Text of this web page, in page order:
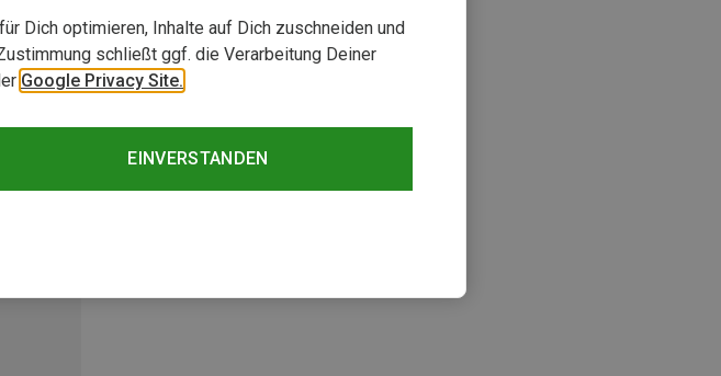
Dich optimieren, Inhalte auf Dich zuschneiden und
schließt ggf. die Verarbeitung Deiner
Google Privacy Site.
EINVERSTANDEN